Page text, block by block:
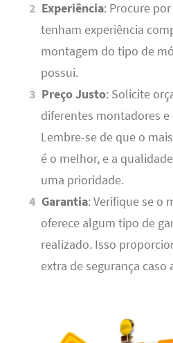
Experiência: Procure
tenham experiência
montagem do tipo de
possui.
Preço Justo: Solicite
diferentes montadores e
Lembre-se de que o
é o melhor, e a
uma prioridade.
Garantia: Verifique se o
oferece algum tipo de
realizado. Isso
extra de segurança caso